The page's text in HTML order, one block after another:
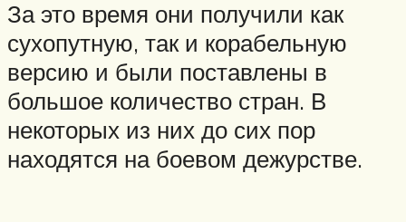
За это время они получили как
сухопутную, так и корабельную
версию и были поставлены в
большое количество стран. В
некоторых из них до сих пор
находятся на боевом дежурстве.